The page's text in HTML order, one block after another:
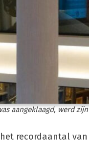
aangeklaagd, werd
recordaantal van